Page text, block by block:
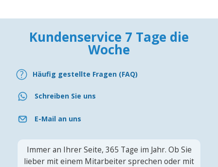
Kundenservice 7 Tage die
Woche
Häufig gestellte Fragen (FAQ)
Schreiben Sie uns
E-Mail an uns
Immer an Ihrer Seite, 365 Tage im Jahr. Ob Sie
lieber mit einem Mitarbeiter sprechen oder mit